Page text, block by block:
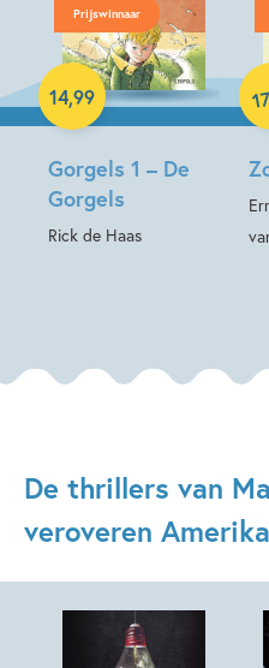
Prijswinnaar
Gorgels 1 – De
Gorgels
Rick de Haas
14,99
Luisterboek
17
De thrillers van
veroveren